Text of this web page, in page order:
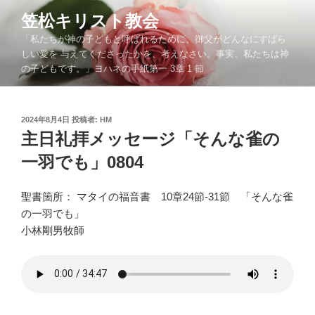
笠松キリスト教会
「私たちが神の子どもと呼ばれるために、御父がどんなにすばら
しい愛を 与えてくださったかを、考えなさい。事実、私たちは神
の子どもです。」ヨハネの手紙第一 3章 1 節
投
稿
日:
2024年8月4日 投稿者: HM
主日礼拝メッセージ「そんな雀の
一羽でも」0804
聖書箇所： マタイの福音書 10章24節-31節 「そんな雀
の一羽でも」
小林剛男牧師